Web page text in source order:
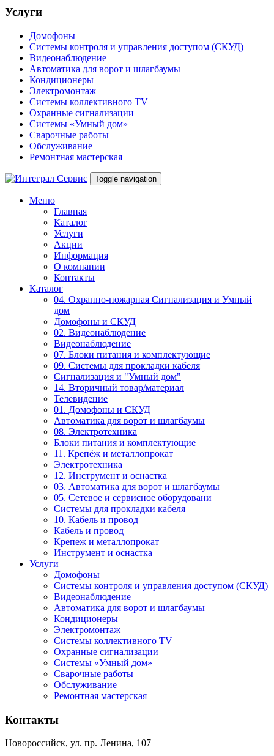
Услуги
Домофоны
Системы контроля и управления доступом (СКУД)
Видеонаблюдение
Автоматика для ворот и шлагбаумы
Кондиционеры
Электромонтаж
Системы коллективного TV
Охранные сигнализации
Системы «Умный дом»
Сварочные работы
Обслуживание
Ремонтная мастерская
Toggle navigation
Меню
Главная
Каталог
Услуги
Акции
Информация
О компании
Контакты
Каталог
04. Охранно-пожарная Сигнализация и Умный
дом
Домофоны и СКУД
02. Видеонаблюдение
Видеонаблюдение
07. Блоки питания и комплектующие
09. Системы для прокладки кабеля
Сигнализация и "Умный дом"
14. Вторичный товар/материал
Телевидение
01. Домофоны и СКУД
Автоматика для ворот и шлагбаумы
08. Электротехника
Блоки питания и комплектующие
11. Крепёж и металлопрокат
Электротехника
12. Инструмент и оснастка
03. Автоматика для ворот и шлагбаумы
05. Сетевое и сервисное оборудовани
Системы для прокладки кабеля
10. Кабель и провод
Кабель и провод
Крепеж и металлопрокат
Инструмент и оснастка
Услуги
Домофоны
Системы контроля и управления доступом (СКУД)
Видеонаблюдение
Автоматика для ворот и шлагбаумы
Кондиционеры
Электромонтаж
Системы коллективного TV
Охранные сигнализации
Системы «Умный дом»
Сварочные работы
Обслуживание
Ремонтная мастерская
Контакты
Новороссийск, ул. пр. Ленина, 107